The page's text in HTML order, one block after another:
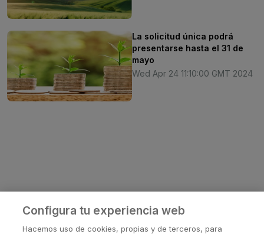
La solicitud única podrá
presentarse hasta el 31 de
mayo
Wed Apr 24 11:10:00 GMT 2024
Configura tu experiencia web
Hacemos uso de cookies, propias y de terceros, para